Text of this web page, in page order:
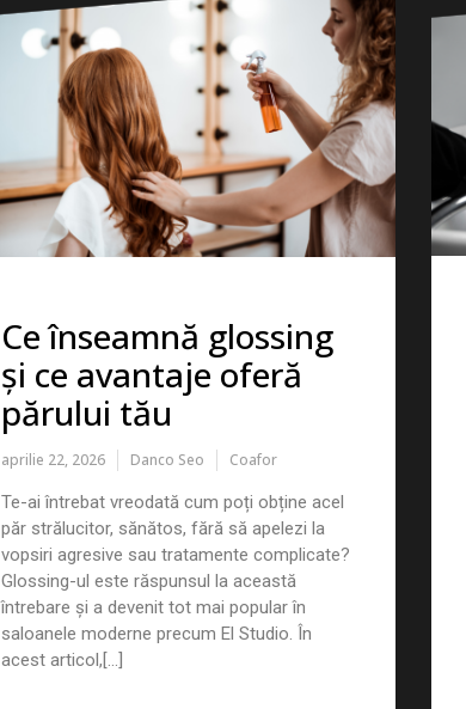
Ce înseamnă glossing
și ce avantaje oferă
părului tău
aprilie 22, 2026 Danco Seo Coafor
Te-ai întrebat vreodată cum poți obține acel
păr strălucitor, sănătos, fără să apelezi la
vopsiri agresive sau tratamente complicate?
Glossing-ul este răspunsul la această
întrebare și a devenit tot mai popular în
saloanele moderne precum El Studio. În
acest articol,[...]